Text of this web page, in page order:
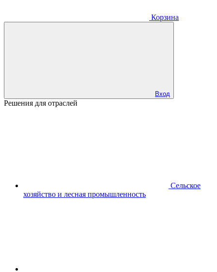
Корзина
Вход
Решения для отраслей
Сельское
хозяйство и лесная промышленность